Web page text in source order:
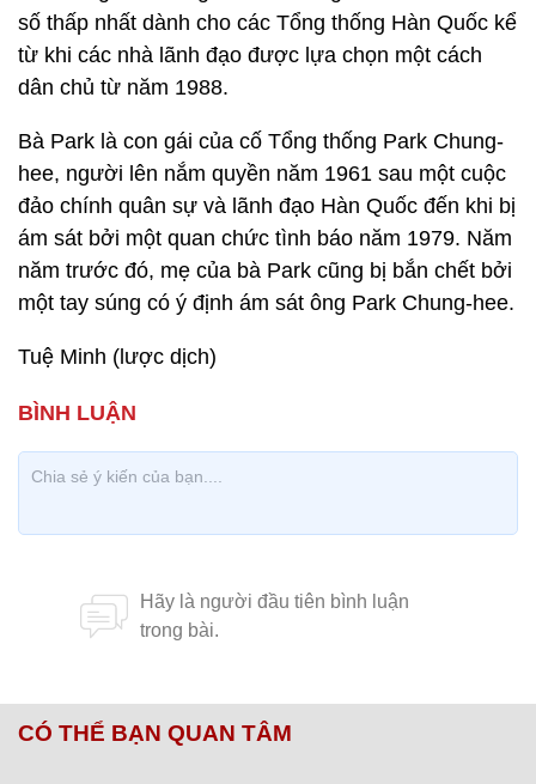
số thấp nhất dành cho các Tổng thống Hàn Quốc kể
từ khi các nhà lãnh đạo được lựa chọn một cách
dân chủ từ năm 1988.
Bà Park là con gái của cố Tổng thống Park Chung-
hee, người lên nắm quyền năm 1961 sau một cuộc
đảo chính quân sự và lãnh đạo Hàn Quốc đến khi bị
ám sát bởi một quan chức tình báo năm 1979. Năm
năm trước đó, mẹ của bà Park cũng bị bắn chết bởi
một tay súng có ý định ám sát ông Park Chung-hee.
Tuệ Minh (lược dịch)
CÓ THỂ BẠN QUAN TÂM